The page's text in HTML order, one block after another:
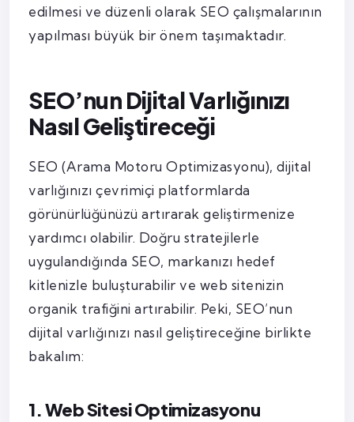
edilmesi ve düzenli olarak SEO çalışmalarının
yapılması büyük bir önem taşımaktadır.
SEO’nun Dijital Varlığınızı
Nasıl Geliştireceği
SEO (Arama Motoru Optimizasyonu), dijital
varlığınızı çevrimiçi platformlarda
görünürlüğünüzü artırarak geliştirmenize
yardımcı olabilir. Doğru stratejilerle
uygulandığında SEO, markanızı hedef
kitlenizle buluşturabilir ve web sitenizin
organik trafiğini artırabilir. Peki, SEO’nun
dijital varlığınızı nasıl geliştireceğine birlikte
bakalım:
1. Web Sitesi Optimizasyonu